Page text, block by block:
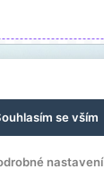
se vším
nastavení